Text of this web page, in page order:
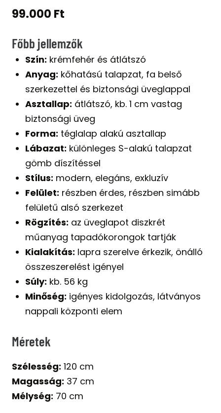
99.000 Ft
Főbb jellemzők
Szín: krémfehér és átlátszó
Anyag: kőhatású talapzat, fa belső
szerkezettel és biztonsági üveglappal
Asztallap: átlátszó, kb. 1 cm vastag
biztonsági üveg
Forma: téglalap alakú asztallap
Lábazat: különleges S-alakú talapzat
gömb díszítéssel
Stílus: modern, elegáns, exkluzív
Felület: részben érdes, részben simább
felületű alsó szerkezet
Rögzítés: az üveglapot diszkrét
műanyag tapadókorongok tartják
Kialakítás: lapra szerelve érkezik, önálló
összeszerelést igényel
Súly: kb. 56 kg
Minőség: igényes kidolgozás, látványos
nappali központi elem
Méretek
Szélesség: 120 cm
Magasság: 37 cm
Mélység: 70 cm